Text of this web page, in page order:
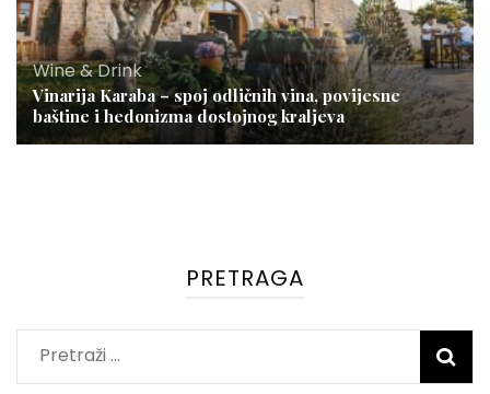
Wine & Drink
Vinarija Karaba – spoj odličnih vina, povijesne
baštine i hedonizma dostojnog kraljeva
PRETRAGA
Pretraži: